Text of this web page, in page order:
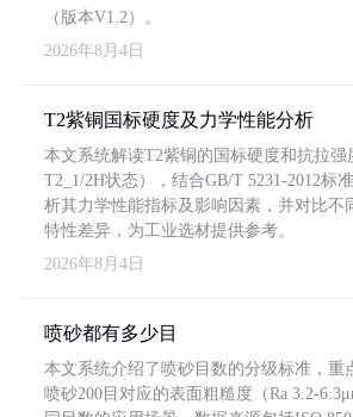
（版本V1.2）。
2026年8月4日
T2紫铜国标硬度及力学性能分析
本文系统解读T2紫铜的国标硬度和抗拉强
T2_1/2H状态），结合GB/T 5231-2012标
析其力学性能指标及影响因素，并对比不
特性差异，为工业选材提供参考。
2026年8月4日
喷砂都有多少目
本文系统介绍了喷砂目数的分级标准，重
喷砂200目对应的表面粗糙度（Ra 3.2-